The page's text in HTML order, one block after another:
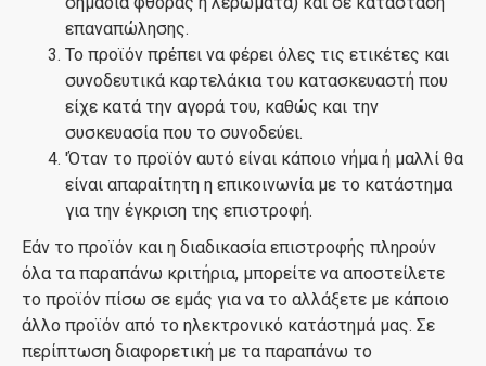
επαναπώλησης.
Το προϊόν πρέπει να φέρει όλες τις ετικέτες και
συνοδευτικά καρτελάκια του κατασκευαστή που
είχε κατά την αγορά του, καθώς και την
συσκευασία που το συνοδεύει.
'Όταν το προϊόν αυτό είναι κάποιο νήμα ή μαλλί θα
είναι απαραίτητη η επικοινωνία με το κατάστημα
για την έγκριση της επιστροφή.
Εάν το προϊόν και η διαδικασία επιστροφής πληρούν
όλα τα παραπάνω κριτήρια, μπορείτε να αποστείλετε
το προϊόν πίσω σε εμάς για να το αλλάξετε με κάποιο
άλλο προϊόν από το ηλεκτρονικό κατάστημά μας. Σε
περίπτωση διαφορετική με τα παραπάνω το